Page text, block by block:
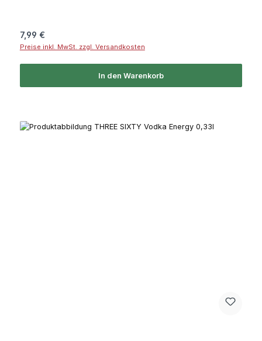
Regulärer Preis:
7,99 €
Preise inkl. MwSt. zzgl. Versandkosten
In den Warenkorb